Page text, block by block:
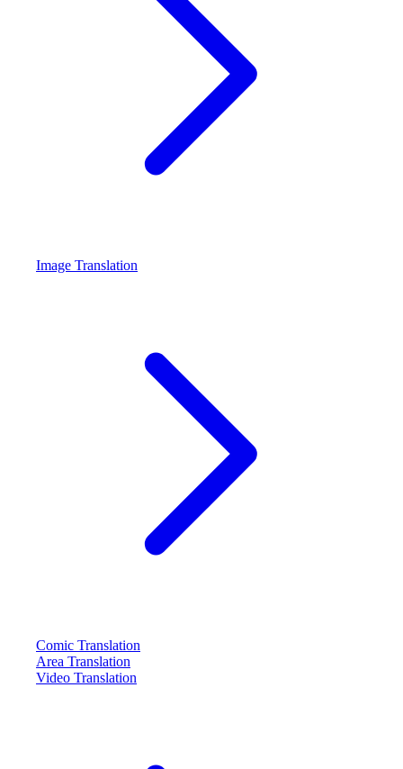
Image Translation
Comic Translation
Area Translation
Video Translation